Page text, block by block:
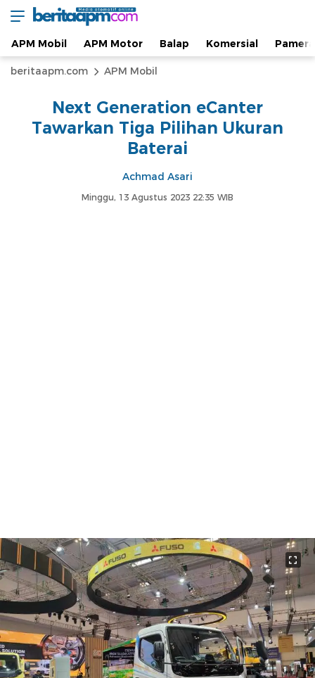
beritaapm.com
Berita Otomotif dan Informasi APM Otomotif
APM Mobil APM Motor Balap Komersial
beritaapm.com APM Mobil
Next Generation eCanter
Tawarkan Tiga Pilihan Ukuran
Baterai
Achmad Asari
Minggu, 13 Agustus 2023 22:35 WIB